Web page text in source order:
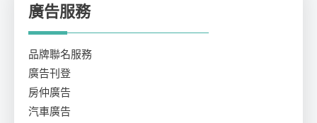
廣告服務
品牌聯名服務
廣告刊登
房仲廣告
汽車廣告